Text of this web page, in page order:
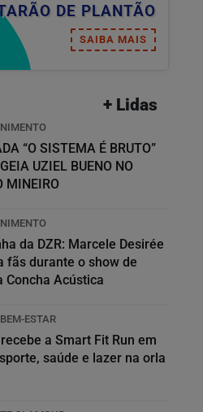
DE PLANTÃO
SAIBA MAIS
+ Lidas
“O SISTEMA É BRUTO”
UZIEL BUENO NO
MINEIRO
da DZR: Marcele Desirée
fãs durante o show de
Concha Acústica
ESTAR
a Smart Fit Run em
saúde e lazer na orla